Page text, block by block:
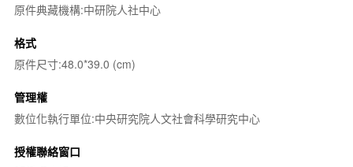
原件典藏機構:中研院人社中心
格式
原件尺寸:48.0*39.0 (cm)
管理權
數位化執行單位:中央研究院人文社會科學研究中心
授權聯絡窗口